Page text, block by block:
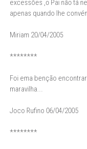
excessões ,o Pai não tá
apenas quando lhe
Miriam 20/04/2005
********
Foi ema benção
maravilha...
Joco Rufino 06/04/2005
********